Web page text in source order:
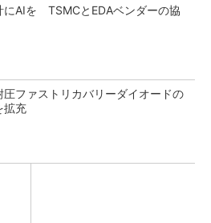
にAIを TSMCとEDAベンダーの協
圧ファストリカバリーダイオードの
拡充